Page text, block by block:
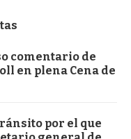
comentario de
en plena Cena de
por el que